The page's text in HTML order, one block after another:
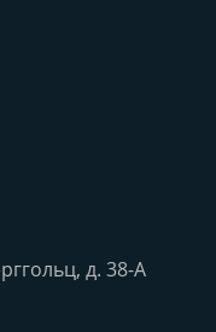
д. 38-А